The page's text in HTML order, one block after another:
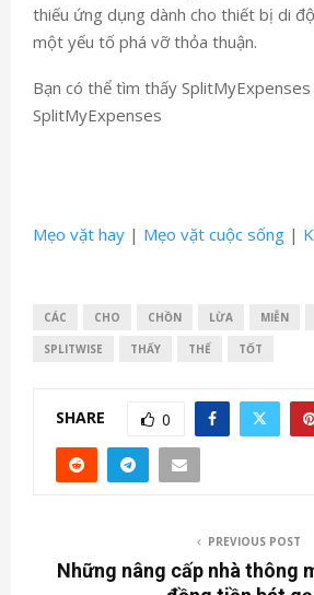
thiếu ứng dụng dành cho thiết bị di
một yếu tố phá vỡ thỏa thuận.
Bạn có thể tìm thấy SplitMyExpenses
SplitMyExpenses
Mẹo vặt hay | Mẹo vặt cuộc sống |
CÁC CHO CHỒN LỪA MIỄN
SPLITWISE THẤY THỂ TỐT
SHARE 0
PREVIOUS POST
Những nâng cấp nhà thông